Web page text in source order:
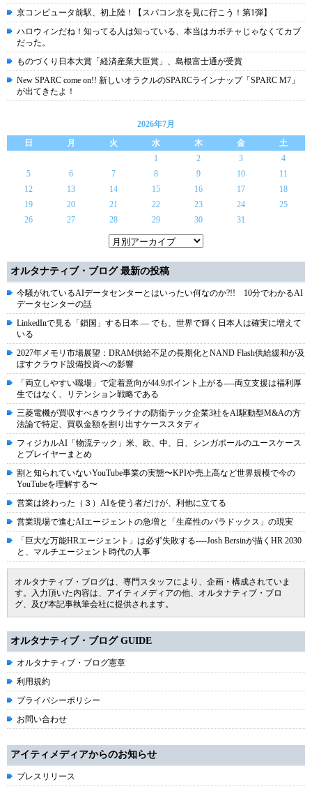
京コンピュータ前駅、初上陸！【スパコン京を見に行こう！第1弾】
ハロウィンだね！知ってる人は知っている、本当はカボチャじゃなくてカブ
だった。
ものづくり日本大賞「経済産業大臣賞」、島根富士通が受賞
New SPARC come on!! 新しいオラクルのSPARCラインナップ「SPARC M7」
が出てきたよ！
2026年7月
日
月 火 水 木 金
土
1
2 3
4
5
6 7 8 9 10
11
12
13 14 15 16 17
18
19
20 21 22 23 24
25
26
27 28 29 30 31
オルタナティブ・ブログ 最新の投稿
今騒がれているAIデータセンターとはいったい何なのか?!! 10分でわかるAI
データセンターの話
LinkedInで見る「鎖国」する日本 ― でも、世界で輝く日本人は確実に増えて
いる
2027年メモリ市場展望：DRAM供給不足の長期化とNAND Flash供給緩和が及
ぼすクラウド設備投資への影響
「両立しやすい職場」で定着意向が44.9ポイント上がる----両立支援は福利厚
生ではなく、リテンション戦略である
三菱電機が買収すべきウクライナの防衛テック企業3社をAI駆動型M&Aの方
法論で特定、買収金額を割り出すケーススタディ
フィジカルAI「物流テック」米、欧、中、日、シンガポールのユースケース
とプレイヤーまとめ
割と知られていないYouTube事業の実態〜KPIや売上高など世界規模で今の
YouTubeを理解する〜
営業は終わった（３）AIを使う者だけが、利他に立てる
営業現場で進むAIエージェントの急増と「生産性のパラドックス」の現実
「巨大な万能HRエージェント」は必ず失敗する----Josh Bersinが描くHR 2030
と、マルチエージェント時代の人事
オルタナティブ・ブログは、専門スタッフにより、企画・構成されていま
す。入力頂いた内容は、アイティメディアの他、オルタナティブ・ブロ
グ、及び本記事執筆会社に提供されます。
オルタナティブ・ブログ GUIDE
オルタナティブ・ブログ憲章
利用規約
プライバシーポリシー
お問い合わせ
アイティメディアからのお知らせ
プレスリリース